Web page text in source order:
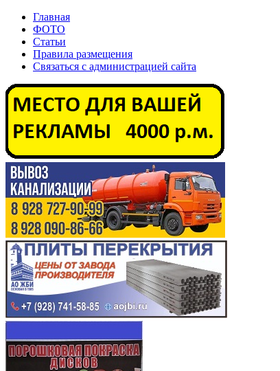
Главная
ФОТО
Статьи
Правила размещения
Связаться с администрацией сайта